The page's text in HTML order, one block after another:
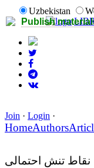
Publish
Uzbekistan
Join · Login ·
HomeAuthors
نقاط تنش احتمالی